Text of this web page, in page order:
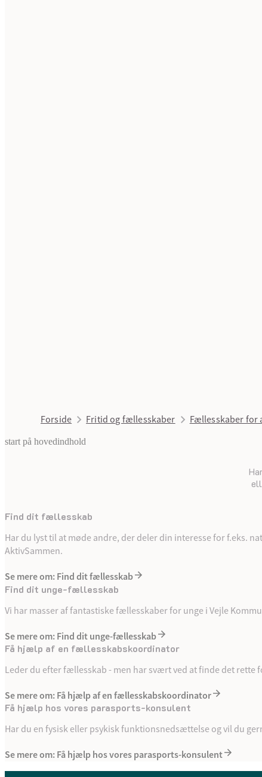
Forside Fritid og fællesskaber Fællesskaber for
start på hovedindhold
Find dit fællesskab
Har du lyst til at møde andre, der deler din interesse for f.eks.
AktivSammen.
Se mere om: Find dit fællesskab
Find dit unge-fællesskab
Vi har masser af fantastiske fællesskaber for unge i Vejle
Se mere om: Find dit unge-fællesskab
Få hjælp af en fællesskabskoordinator
Leder du efter fællesskab - men har svært ved at finde det
Se mere om: Få hjælp af en fællesskabskoordinator
Få hjælp hos vores parasports-konsulent
Har du en fysisk eller psykisk funktionsnedsættelse og vil du
Se mere om: Få hjælp hos vores parasports-konsulent